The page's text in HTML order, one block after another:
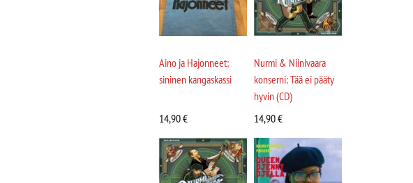
Aino ja Hajonneet:
sininen kangaskassi
14,90€
Nurmi & Niinivaara
konserni: Tää ei pääty
hyvin (CD)
14,90€